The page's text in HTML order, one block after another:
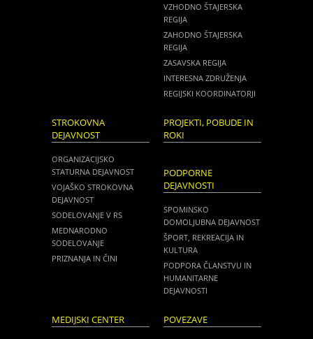
VZHODNO ŠTAJERSKA
REGIJA
ZAHODNO ŠTAJERSKA
REGIJA
ZASAVSKA REGIJA
INTERESNA ZDRUŽENJA
REGIJSKI KOORDINATORJI
STROKOVNA
DEJAVNOST
ORGANIZACIJSKO
STATURNA DEJAVNOST
VOJAŠKO STROKOVNA
DEJAVNOST
SODELOVANJE V RS
MEDNARODNO
SODELOVANJE
PRIZNANJA IN ČINI
PROJEKTI, POBUDE IN
ROKI
PODPORNE
DEJAVNOSTI
SPOMINSKO
DOMOLJUBNA DEJAVNOST
ŠPORT, REKREACIJA IN
KULTURA
PODPORA ČLANSTVU IN
HUMANITARNE
DEJAVNOSTI
MEDIJSKI CENTER POVEZAVE